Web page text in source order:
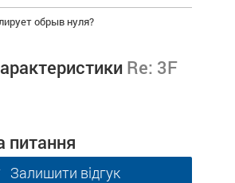
обрыв нуля?
Re: 3F
питання
Залишити відгук